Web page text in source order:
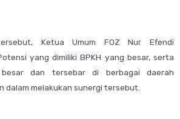
Ketua Umum FOZ Nur Efendi
yang dimiliki BPKH yang besar, serta
dan tersebar di berbagai daerah
dalam melakukan sunergi tersebut.